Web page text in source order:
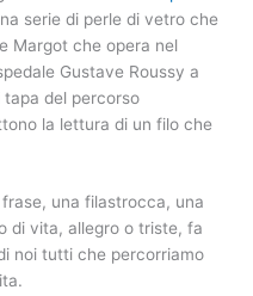
serie di perle di vetro che
Margot che opera nel
Gustave Roussy a
tapa del percorso
la lettura di un filo che
una filastrocca, una
di vita, allegro o triste, fa
noi tutti che percorriamo